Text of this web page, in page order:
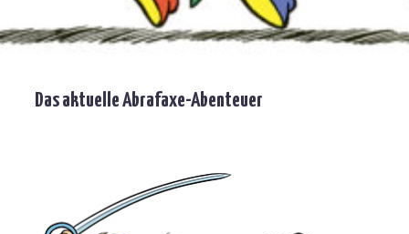
Das aktuelle Abrafaxe-Abenteuer